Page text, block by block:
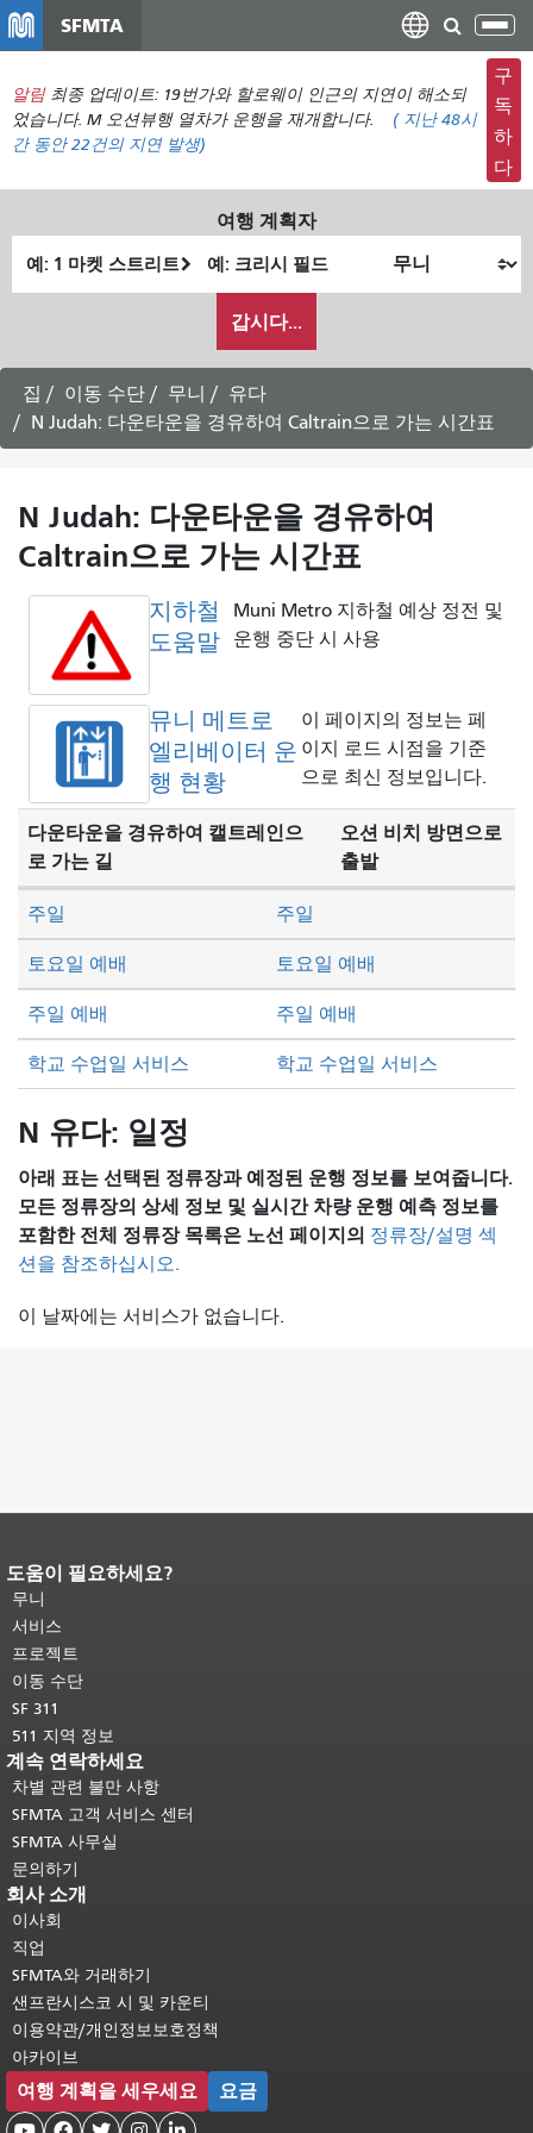
텐
츠
건
너
기
SFMTA
탐
색
메
뉴
전
환
알림 최종 업데이트: 19번가와 할로웨이 인근의 지연이 해소되
었습니다. M 오션뷰행 열차가 운행을 재개합니다.
( 지난 48시
간 동안22건의 지연 발생)
구
독
하
다
여행 계획자
가
여
행
하
고
은
방
식
갑시다...
집 이동 수단 무니
유다
N Judah: 다운타운을 경유하여 Caltrain으로 가는 시간표
N Judah: 다운타운을 경유하여
Caltrain으로 가는 시간표
지하철
도움말
Muni Metro 지하철 예상 정전 및
운행 중단 시 사용
뮤니 메트로
엘리베이터 운
행 현황
이 페이지의 정보는 페
이지 로드 시점을 기준
으로 최신 정보입니다.
다운타운을 경유하여 캘트레인으
로 가는 길
오션 비치 방면으로
출발
토요일 예배 토요일 예배
주일 예배 주일 예배
주일 주일
학교 수업일 서비스 학교 수업일 서비스
N 유다: 일정
아래 표는 선택된 정류장과 예정된 운행 정보를 보여줍니다.
모든 정류장의 상세 정보 및 실시간 차량 운행 예측 정보를
포함한 전체 정류장 목록은 노선 페이지의 정류장/설명 섹
션을 참조하십시오.
이 날짜에는 서비스가 없습니다.
페이지 내용 끝입니다.이 페이지의 나
머지 내용은 모든 페이지에 반복됩니
다.메인 콘텐츠 상단으로 돌아가려면
여기를 클릭하십시오
도움이 필요하세요?
무니
서비스
프로젝트
이동 수단
SF 311
511 지역 정보
계속 연락하세요
차별 관련 불만 사항
SFMTA 고객 서비스 센터
SFMTA 사무실
문의하기
회사 소개
이사회
직업
SFMTA와 거래하기
샌프란시스코 시 및 카운티
이용약관/개인정보보호정책
아카이브
여행 계획을 세우세요 요금